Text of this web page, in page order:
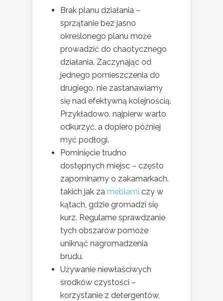
Brak planu działania –
sprzątanie bez jasno
określonego planu może
prowadzić do chaotycznego
działania. Zaczynając od
jednego pomieszczenia do
drugiego, nie zastanawiamy
się nad efektywną kolejnością.
Przykładowo, najpierw warto
odkurzyć, a dopiero później
myć podłogi.
Pominięcie trudno
dostępnych miejsc – często
zapominamy o zakamarkach,
takich jak za meblami czy w
kątach, gdzie gromadzi się
kurz. Regularne sprawdzanie
tych obszarów pomoże
uniknąć nagromadzenia
brudu.
Używanie niewłaściwych
środków czystości –
korzystanie z detergentów,